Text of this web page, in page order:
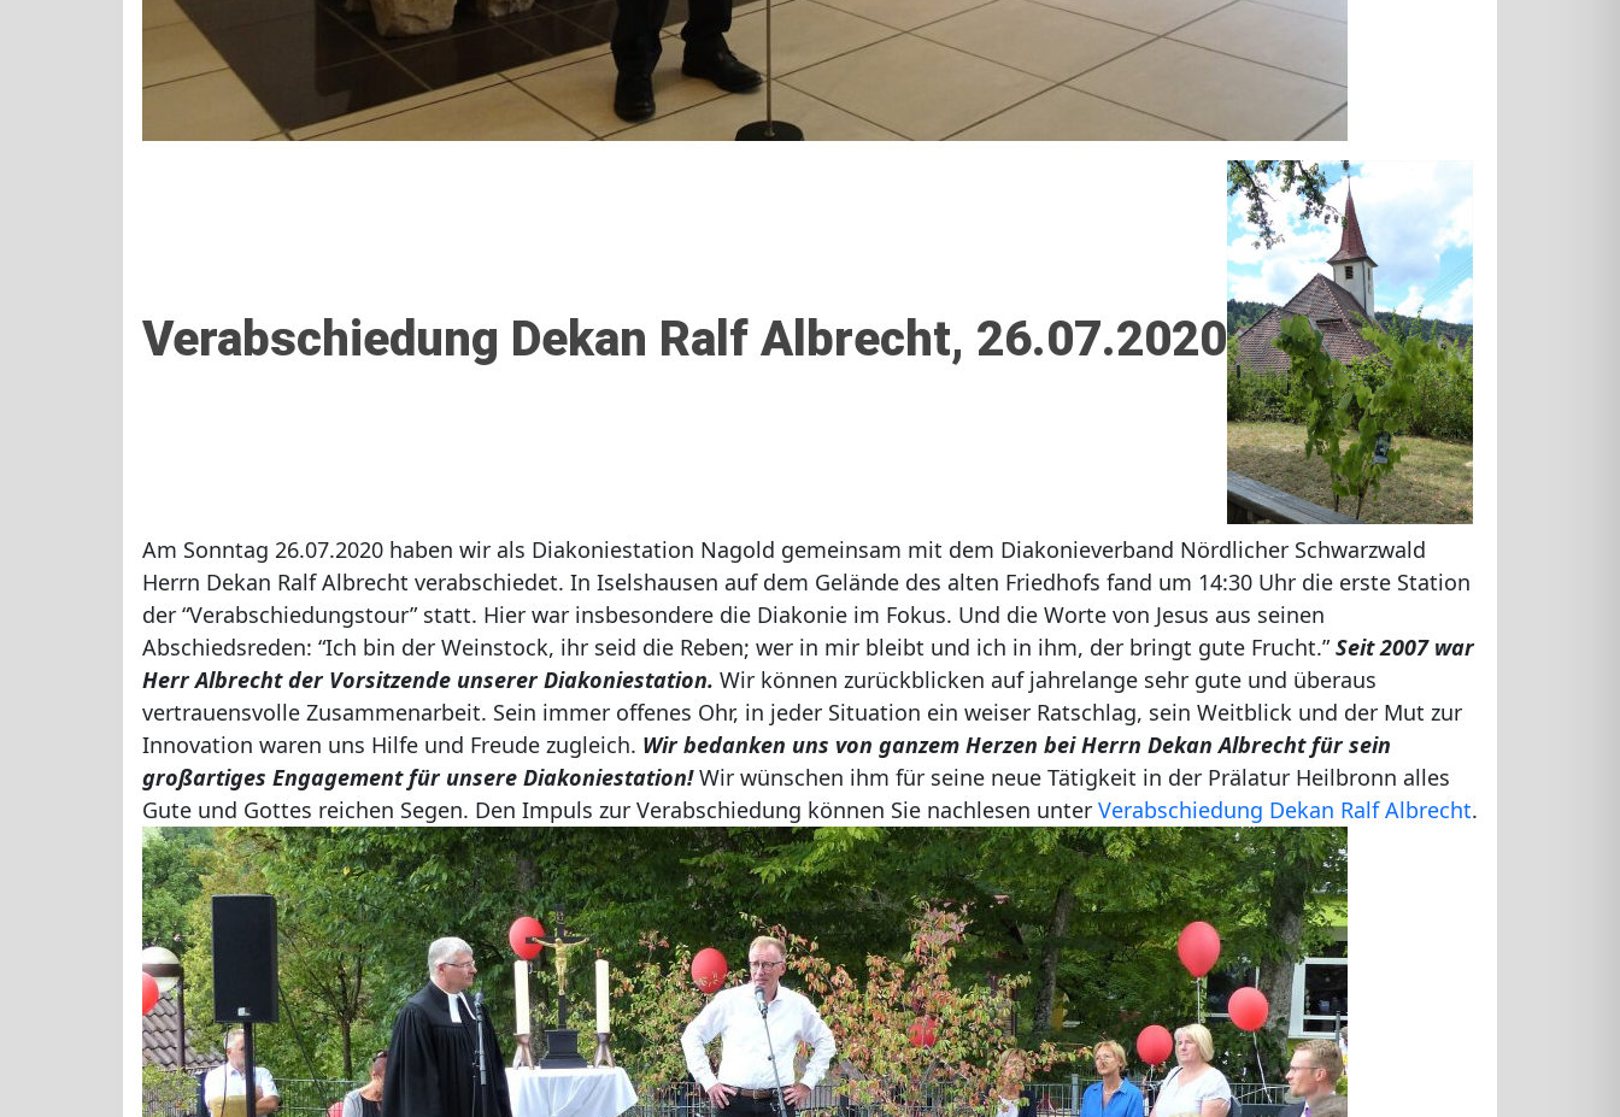
Verabschiedung Dekan Ralf Albrecht, 26.07.2020
Am Sonntag 26.07.2020 haben wir als Diakoniestation Nagold gemeinsam mit dem Diakonieverband Nördlicher Schwarzwald
Herrn Dekan Ralf Albrecht verabschiedet. In Iselshausen auf dem Gelände des alten Friedhofs fand um 14:30 Uhr die erste Station
der “Verabschiedungstour” statt. Hier war insbesondere die Diakonie im Fokus. Und die Worte von Jesus aus seinen
Abschiedsreden: “Ich bin der Weinstock, ihr seid die Reben; wer in mir bleibt und ich in ihm, der bringt gute Frucht.”Seit 2007 war
Herr Albrecht der Vorsitzende unserer Diakoniestation. Wir können zurückblicken auf jahrelange sehr gute und überaus
vertrauensvolle Zusammenarbeit. Sein immer offenes Ohr, in jeder Situation ein weiser Ratschlag, sein Weitblick und der Mut zur
Innovation waren uns Hilfe und Freude zugleich. Wir bedanken uns von ganzem Herzen bei Herrn Dekan Albrecht für sein
großartiges Engagement für unsere Diakoniestation! Wir wünschen ihm für seine neue Tätigkeit in der Prälatur Heilbronn alles
Gute und Gottes reichen Segen. Den Impuls zur Verabschiedung können Sie nachlesen unter Verabschiedung Dekan Ralf Albrecht.